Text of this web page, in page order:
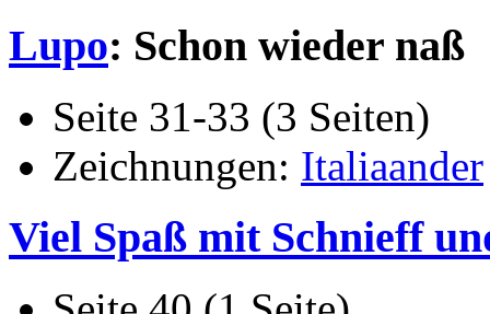
Lupo: Schon wieder naß
Seite 31-33 (3 Seiten)
Zeichnungen: Italiaander
Viel Spaß mit Schnieff